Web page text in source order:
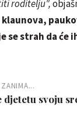
roditelju",
se strah da će
djetetu svoju